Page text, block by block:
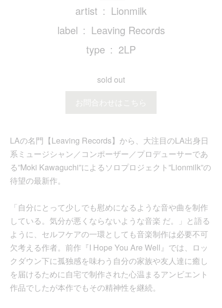
artist
Lionmilk
label
Leaving Records
type
2LP
sold out
お問合わせはこちら
LAの名門【Leaving Records】から、大注目のLA出身日
系ミュージシャン／コンポーザー／プロデューサーであ
る”Moki Kawaguchi”によるソロプロジェクト”Lionmilk”の
待望の最新作。
「自分にとって少しでも慰めになるような音や曲を制作
している。気分が悪くならないような音楽 だ。」と語る
ように、セルフケアの一環としても音楽制作は必要不可
欠考える作者。前作『I Hope You Are Well』では、ロッ
クダウン下に孤独感を味わう自分の家族や友人達に癒し
を届けるために自宅で制作された心温まるアンビエント
作品でしたが本作でもその精神性を継続。